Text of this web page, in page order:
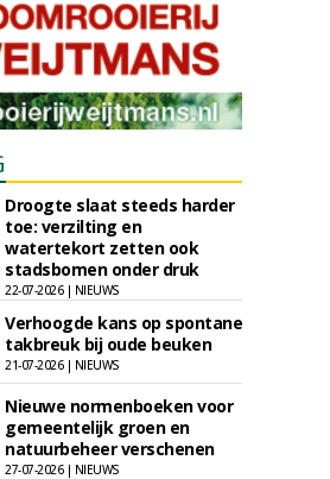
Droogte slaat steeds harder
toe: verzilting en
watertekort zetten ook
stadsbomen onder druk
22-07-2026 | NIEUWS
Verhoogde kans op spontane
takbreuk bij oude beuken
21-07-2026 | NIEUWS
Nieuwe normenboeken voor
gemeentelijk groen en
natuurbeheer verschenen
27-07-2026 | NIEUWS